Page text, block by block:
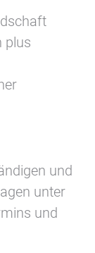
plus
und
unter
und